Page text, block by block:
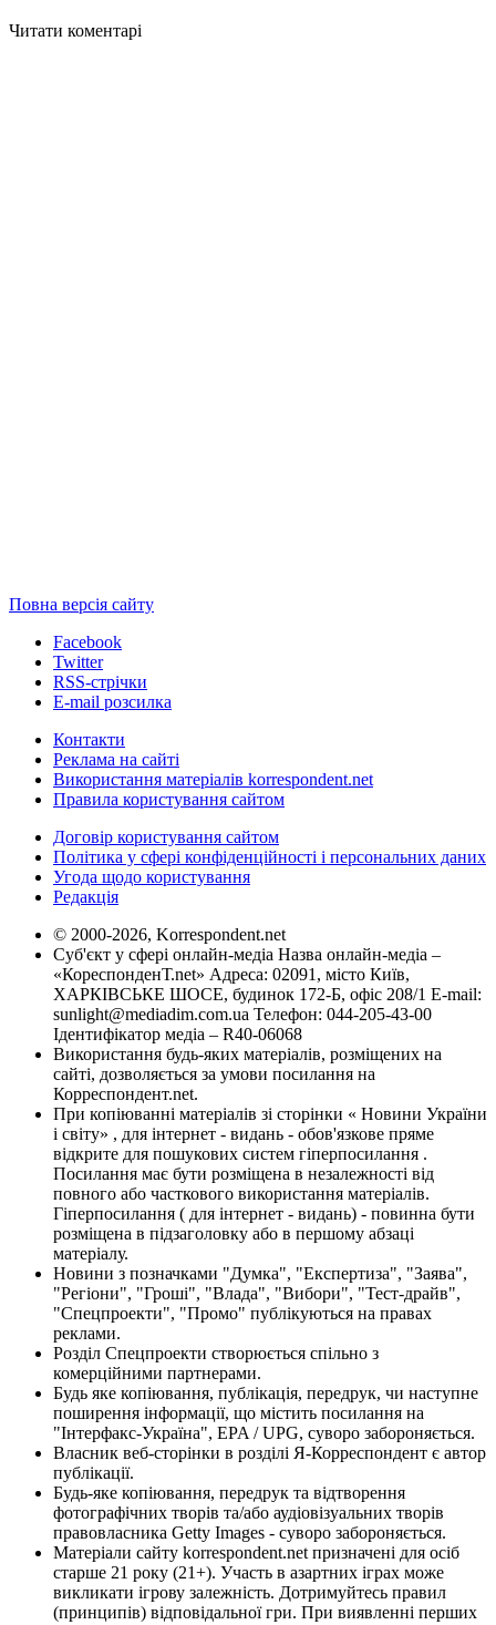
Читати коментарі
Повна версія сайту
Facebook
Twitter
RSS-стрічки
E-mail розсилка
Контакти
Реклама на сайті
Використання матеріалів korrespondent.net
Правила користування сайтом
Договір користування сайтом
Політика у сфері конфіденційності і персональних даних
Угода щодо користування
Редакція
© 2000-2026, Korrespondent.net
Суб'єкт у сфері онлайн-медіа Назва онлайн-медіа –
«КореспонденТ.net» Адреса: 02091, місто Київ,
ХАРКІВСЬКЕ ШОСЕ, будинок 172-Б, офіс 208/1 E-mail:
sunlight@mediadim.com.ua Телефон: 044-205-43-00
Ідентифікатор медіа – R40-06068
Використання будь-яких матеріалів, розміщених на
сайті, дозволяється за умови посилання на
Корреспондент.net.
При копіюванні матеріалів зі сторінки « Новини України
і світу» , для інтернет - видань - обов'язкове пряме
відкрите для пошукових систем гіперпосилання .
Посилання має бути розміщена в незалежності від
повного або часткового використання матеріалів.
Гіперпосилання ( для інтернет - видань) - повинна бути
розміщена в підзаголовку або в першому абзаці
матеріалу.
Новини з позначками "Думка", "Експертиза", "Заява",
"Регіони", "Гроші", "Влада", "Вибори", "Тест-драйв",
"Спецпроекти", "Промо" публікуються на правах
реклами.
Розділ Спецпроекти створюється спільно з
комерційними партнерами.
Будь яке копіювання, публікація, передрук, чи наступне
поширення інформації, що містить посилання на
"Інтерфакс-Україна", EPA / UPG, суворо забороняється.
Власник веб-сторінки в розділі Я-Корреспондент є автор
публікації.
Будь-яке копіювання, передрук та відтворення
фотографічних творів та/або аудіовізуальних творів
правовласника Getty Images - суворо забороняється.
Матеріали сайту korrespondent.net призначені для осіб
старше 21 року (21+). Участь в азартних іграх може
викликати ігрову залежність. Дотримуйтесь правил
(принципів) відповідальної гри. При виявленні перших